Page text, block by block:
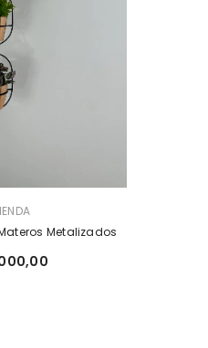
Metalizados